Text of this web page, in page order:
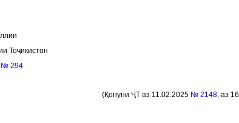
Тоҷикистон
№ 294
(Қонуни ҶТ аз 11.02.2025 № 2148, аз